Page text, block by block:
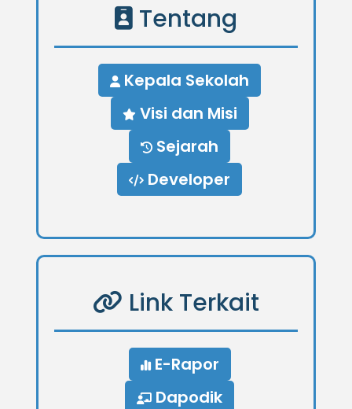
Tentang
Kepala Sekolah
Visi dan Misi
Sejarah
Developer
Link Terkait
E-Rapor
Dapodik